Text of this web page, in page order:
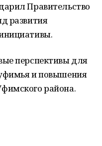
Правительство
развития
перспективы для
и повышения
района.